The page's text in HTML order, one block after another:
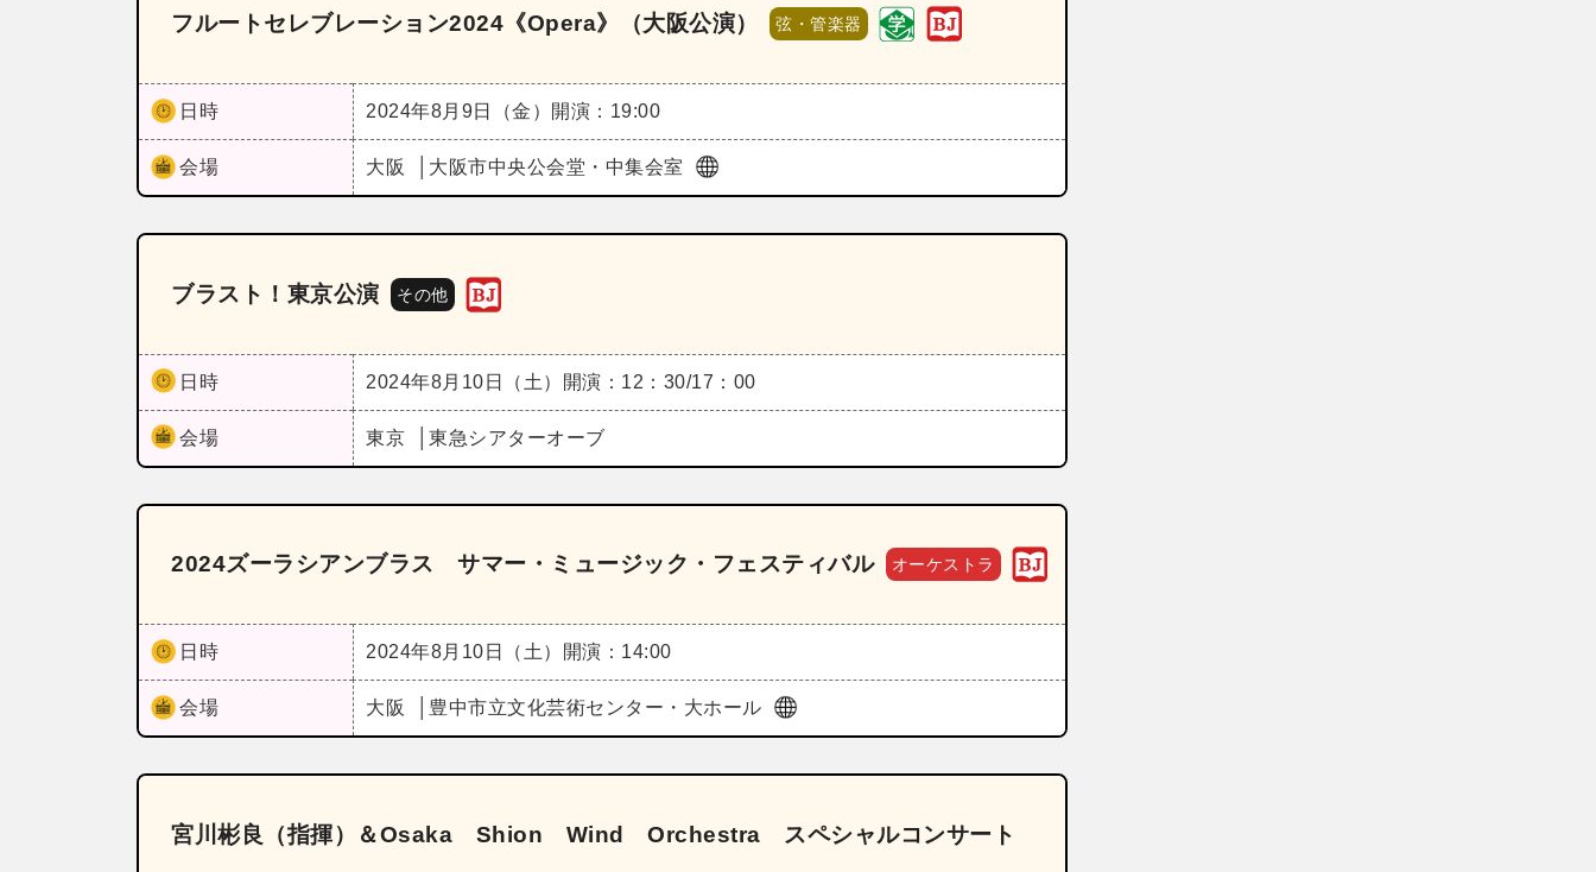
フルートセレブレーション2024《Opera》（大阪公演） 弦・管楽器
日時 2024年8月9日（金） 開演：19:00
会場 大阪 大阪市中央公会堂・中集会室
ブラスト！東京公演 その他
日時 2024年8月10日（土） 開演：12：30/17：00
会場 東京 東急シアターオーブ
2024ズーラシアンブラス サマー・ミュージック・フェスティバル オーケストラ
日時 2024年8月10日（土） 開演：14:00
会場 大阪 豊中市立文化芸術センター・大ホール
宮川彬良（指揮）＆Osaka Shion Wind Orchestra スペシャルコンサート